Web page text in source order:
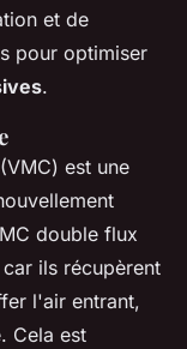
et de
pour optimiser
.
est une
double flux
ils récupèrent
l'air entrant,
Cela est